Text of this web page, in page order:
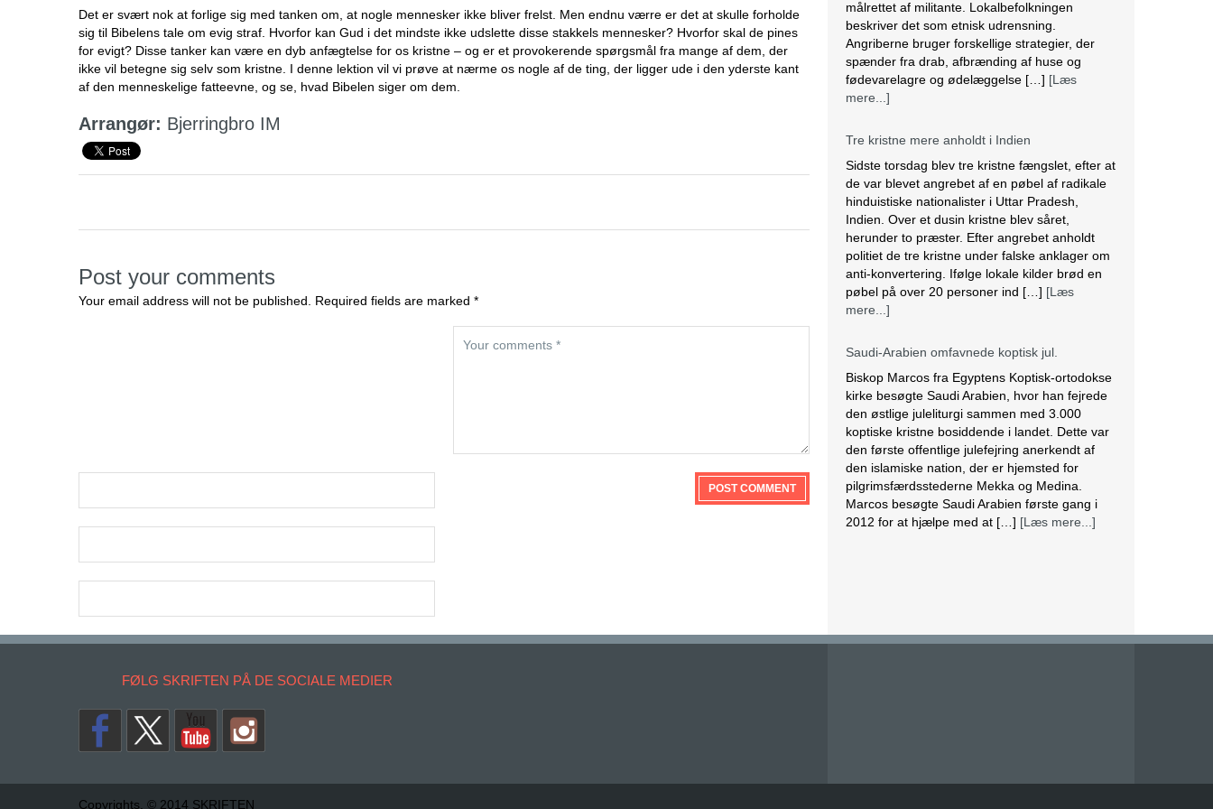
Det er svært nok at forlige sig med tanken om, at nogle mennesker ikke bliver frelst. Men endnu værre er det at skulle forholde
sig til Bibelens tale om evig straf. Hvorfor kan Gud i det mindste ikke udslette disse stakkels mennesker? Hvorfor skal de pines
for evigt? Disse tanker kan være en dyb anfægtelse for os kristne – og er et provokerende spørgsmål fra mange af dem, der
ikke vil betegne sig selv som kristne. I denne lektion vil vi prøve at nærme os nogle af de ting, der ligger ude i den yderste kant
af den menneskelige fatteevne, og se, hvad Bibelen siger om dem.
Arrangør: Bjerringbro IM
Post your comments
Your email address will not be published. Required fields are marked *
målrettet af militante. Lokalbefolkningen
beskriver det som etnisk udrensning.
Angriberne bruger forskellige strategier, der
spænder fra drab, afbrænding af huse og
fødevarelagre og ødelæggelse […] [Læs
mere...]
Tre kristne mere anholdt i Indien
Sidste torsdag blev tre kristne fængslet, efter at
de var blevet angrebet af en pøbel af radikale
hinduistiske nationalister i Uttar Pradesh,
Indien. Over et dusin kristne blev såret,
herunder to præster. Efter angrebet anholdt
politiet de tre kristne under falske anklager om
anti-konvertering. Ifølge lokale kilder brød en
pøbel på over 20 personer ind […] [Læs
mere...]
Saudi-Arabien omfavnede koptisk jul.
Biskop Marcos fra Egyptens Koptisk-ortodokse
kirke besøgte Saudi Arabien, hvor han fejrede
den østlige juleliturgi sammen med 3.000
koptiske kristne bosiddende i landet. Dette var
den første offentlige julefejring anerkendt af
den islamiske nation, der er hjemsted for
pilgrimsfærdsstederne Mekka og Medina.
Marcos besøgte Saudi Arabien første gang i
2012 for at hjælpe med at […] [Læs mere...]
BBC. Dermed er Costa Rica det første
FØLG SKRIFTEN PÅ DE SOCIALE MEDIER
Copyrights. © 2014 SKRIFTEN